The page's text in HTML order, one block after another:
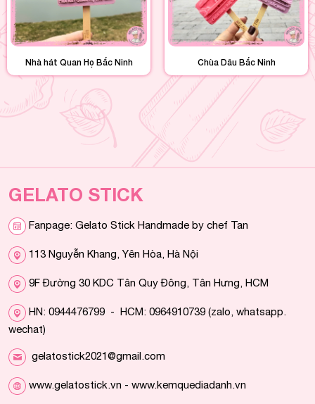
Nhà hát Quan Họ Bắc Ninh Chùa Dâu Bắc Ninh
GELATO STICK
Fanpage: Gelato Stick Handmade by chef Tan
113 Nguyễn Khang, Yên Hòa, Hà Nội
9F Đường 30 KDC Tân Quy Đông, Tân Hưng, HCM
HN: 0944476799 - HCM: 0964910739 (zalo, whatsapp.
wechat)
gelatostick2021@gmail.com
www.gelatostick.vn - www.kemquediadanh.vn